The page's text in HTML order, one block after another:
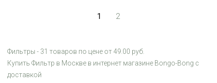
1 2
Фильтры - 31 товаров по цене от 49.00 руб.
Купить Фильтр в Москве в интернет магазине Bongo-Bong с
доставкой